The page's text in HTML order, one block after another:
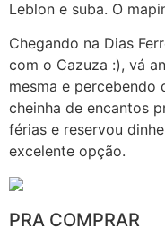
Leblon e suba. O
Chegando na Dias
com o Cazuza :), vá
mesma e percebendo
cheinha de encantos
férias e reservou
excelente opção.
PRA COMPRAR